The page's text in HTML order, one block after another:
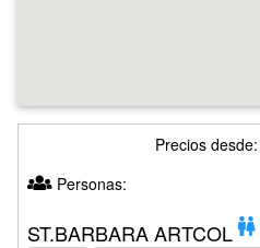
Precios desde:
Personas:
ST.BARBARA ARTCOL